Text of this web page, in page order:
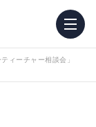
ィーチャー相談会」